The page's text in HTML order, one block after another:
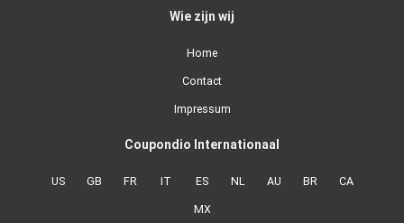
Wie zijn wij
Home
Contact
Impressum
Coupondio Internationaal
US GB FR IT ES NL AU BR CA
MX